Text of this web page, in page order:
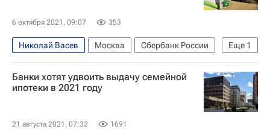
6 октября 2021, 09:07 353
Еще 1
Николай Васев Москва
Сбербанк России
Ипотека
Банки хотят удвоить выдачу семейной
ипотеки в 2021 году
21 августа 2021, 07:32 1691